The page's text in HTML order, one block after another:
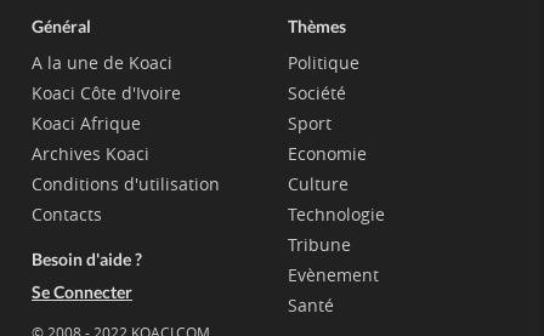
Général
A la une de Koaci
Koaci Côte d'Ivoire
Koaci Afrique
Archives Koaci
Conditions d'utilisation
Contacts
Besoin d'aide ?
Se Connecter
Thèmes
Politique
Société
Sport
Economie
Culture
Technologie
Tribune
Evènement
Santé